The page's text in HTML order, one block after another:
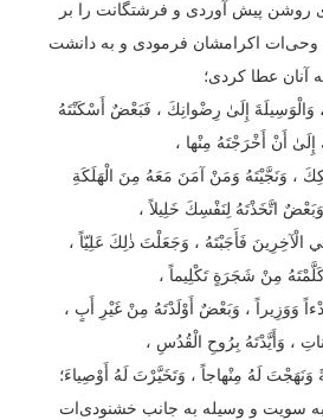
روشن پیش آوردی و فرشتگانت را بر
وحی‌ات اکرامشان فرمودی و به دانشت
آنان عطا کردی؛
، وَالْوَسِيلَةَ إِلَىٰ رِضْوانِكَ ، فَبَعْضٌ أَسْكَنْتَهُ
إِلَىٰ أَنْ أَخْرَجْتَهُ مِنْها ،
، وَنَجَّيْتَهُ وَمَنْ آمَنَ مَعَهُ مِنَ الْهَلَكَةِ
اتَّخَذْتَهُ لِنَفْسِكَ خَلِيلاً ،
فَأَجَبْتَهُ ، وَجَعَلْتَ ذٰلِكَ عَلِيّاً ،
مِنْ شَجَرَةٍ تَكْلِيماً ،
وَوَزِيراً ، وَبَعْضٌ أَوْلَدْتَهُ مِنْ غَيْرِ أَبٍ ،
، وَأَيَّدْتَهُ بِرُوحِ الْقُدُسِ ،
لَهُ مِنْهاجاً ، وَتَخَيَّرْتَ لَهُ أَوْصِياءَ؛
سویت و وسیله به جانب خشنودی‌ات